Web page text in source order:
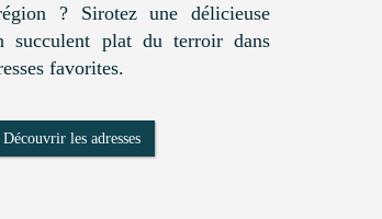
? Sirotez une délicieuse
succulent plat du terroir dans
favorites.
Découvrir les adresses